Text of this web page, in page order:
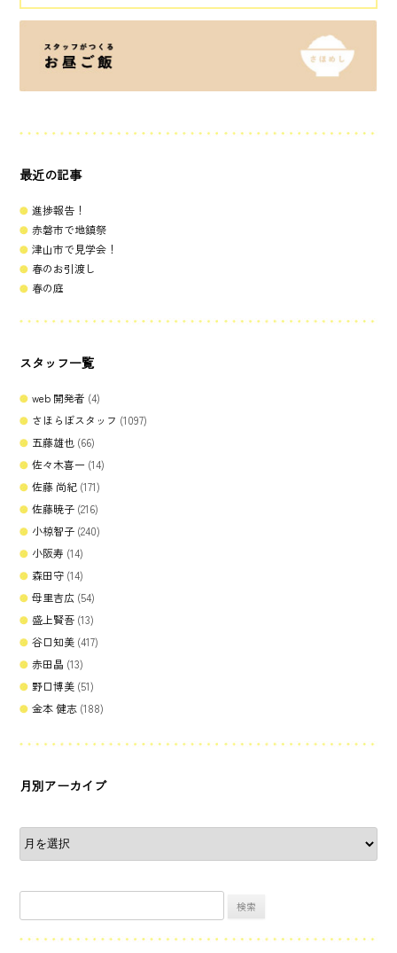
最近の記事
進捗報告！
赤磐市で地鎮祭
津山市で見学会！
春のお引渡し
春の庭
スタッフ一覧
web 開発者 (4)
さほらぼスタッフ (1097)
五藤雄也 (66)
佐々木喜一 (14)
佐藤 尚紀 (171)
佐藤暁子 (216)
小椋智子 (240)
小阪寿 (14)
森田守 (14)
母里吉広 (54)
盛上賢吾 (13)
谷口知美 (417)
赤田晶 (13)
野口博美 (51)
金本 健志 (188)
月別アーカイブ